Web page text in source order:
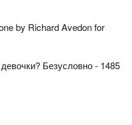
by Richard Avedon for
Безусловно - 1485